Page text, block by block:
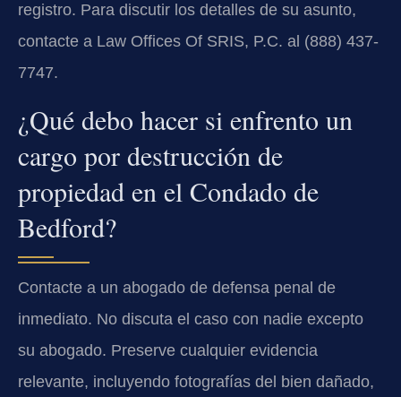
registro. Para discutir los detalles de su asunto,
contacte a Law Offices Of SRIS, P.C. al (888) 437-
7747.
¿Qué debo hacer si enfrento un
cargo por destrucción de
propiedad en el Condado de
Bedford?
Contacte a un abogado de defensa penal de
inmediato. No discuta el caso con nadie excepto
su abogado. Preserve cualquier evidencia
relevante, incluyendo fotografías del bien dañado,